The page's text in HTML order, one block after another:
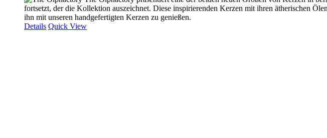
fortsetzt, der die Kollektion auszeichnet. Diese inspirierenden Kerzen mit ihren ätherischen
ihn mit unseren handgefertigten Kerzen zu genießen.
Details Quick View